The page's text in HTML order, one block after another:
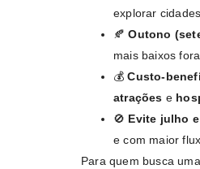
explorar
🍂Outono
mais baixos
💰Custo-
atrações e
🚫 Evite julho
e com maior
Para quem busca uma